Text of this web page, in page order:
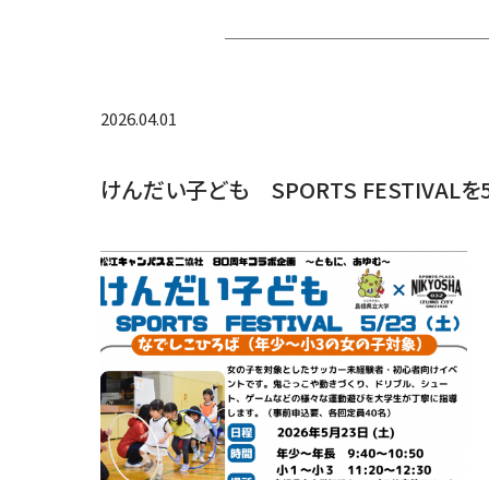
2026.04.01
けんだい子ども SPORTS FESTIVALを5